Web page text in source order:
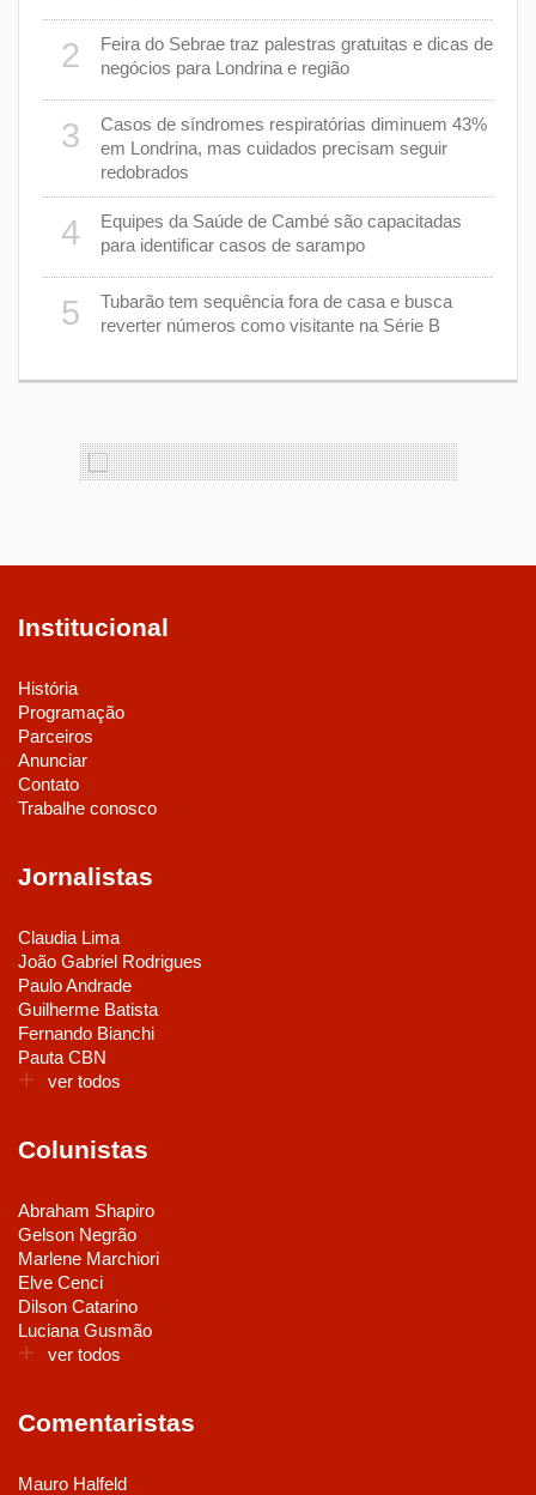
2
Feira do Sebrae traz palestras gratuitas e dicas de
negócios para Londrina e região
3
Casos de síndromes respiratórias diminuem 43%
em Londrina, mas cuidados precisam seguir
redobrados
4
Equipes da Saúde de Cambé são capacitadas
para identificar casos de sarampo
5
Tubarão tem sequência fora de casa e busca
reverter números como visitante na Série B
Institucional
História
Programação
Parceiros
Anunciar
Contato
Trabalhe conosco
Jornalistas
Claudia Lima
João Gabriel Rodrigues
Paulo Andrade
Guilherme Batista
Fernando Bianchi
Pauta CBN
ver todos
Colunistas
Abraham Shapiro
Gelson Negrão
Marlene Marchiori
Elve Cenci
Dilson Catarino
Luciana Gusmão
ver todos
Comentaristas
Mauro Halfeld